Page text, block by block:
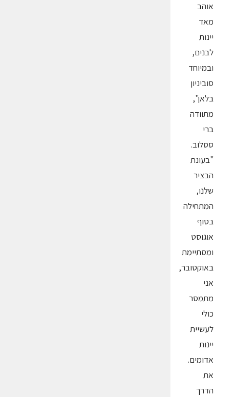
אוהב
מאד
יינות
לבנים,
ובמיוחד
סוביניון
בלאן",
מתוודה
ברי
ססלוב.
"בעונת
הבציר
שלנו,
המתחילה
בסוף
אוגוסט
ומסתיימת
באוקטובר,
אני
מתמסר
כולי
לעשיית
יינות
אדומים.
את
הדרך